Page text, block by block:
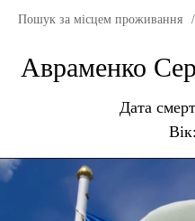
Пошук за місцем проживання /
Авраменко
Дата